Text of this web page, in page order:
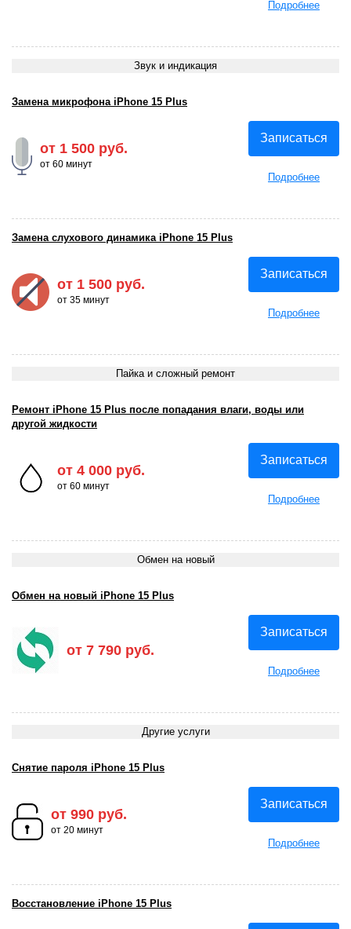
Подробнее
Звук и индикация
от 1 500 руб.
от 60 минут
Записаться
Подробнее
Замена микрофона iPhone 15 Plus
от 1 500 руб.
от 35 минут
Записаться
Подробнее
Замена слухового динамика iPhone 15 Plus
Пайка и сложный ремонт
от 4 000 руб.
от 60 минут
Записаться
Подробнее
Ремонт iPhone 15 Plus после попадания влаги, воды или
другой жидкости
Обмен на новый
от 7 790 руб.
Записаться
Подробнее
Обмен на новый iPhone 15 Plus
Другие услуги
от 990 руб.
от 20 минут
Записаться
Подробнее
Снятие пароля iPhone 15 Plus
Восстановление iPhone 15 Plus